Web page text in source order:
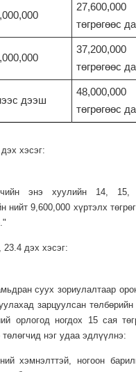
төгрөгөөс
төгрөгөөс
дээш
төгрөгөөс
хэсэг:
энэ хуулийн 14,
нийт 9,600,000 хүртэлх
23.4 дэх хэсэг:
суух зориулалтаар
зарцуулсан
орлогод ногдох 15 сая
төлөгчид нэг удаа эдлүүлнэ:
хэмнэлттэй, ногоон